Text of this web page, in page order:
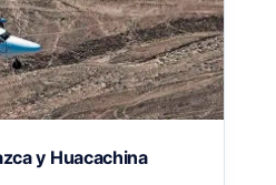
y Huacachina